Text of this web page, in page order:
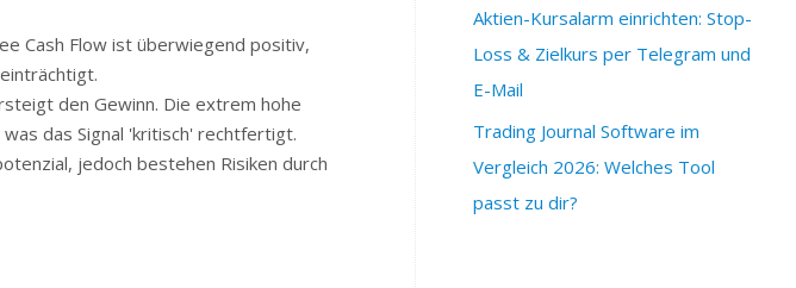
Cash Flow ist überwiegend positiv,
den Gewinn. Die extrem hohe
das Signal 'kritisch' rechtfertigt.
jedoch bestehen Risiken durch
Aktien-Kursalarm einrichten: Stop-
Loss & Zielkurs per Telegram und
E-Mail
Trading Journal Software im
Vergleich 2026: Welches Tool
passt zu dir?